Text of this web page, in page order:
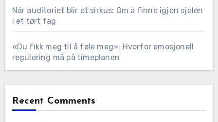
Når auditoriet blir et sirkus: Om å finne igjen sjelen
i et tørt fag
«Du fikk meg til å føle meg»: Hvorfor emosjonell
regulering må på timeplanen
Recent Comments